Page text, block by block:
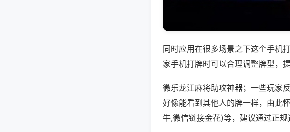
同时应用在很多场景之下这个手机
家手机打牌时可以合理调整牌型，
微乐龙江麻将助攻神器；一些玩家
好像能看到其他人的牌一样，由此
牛,微信链接金花)等，建议通过正规